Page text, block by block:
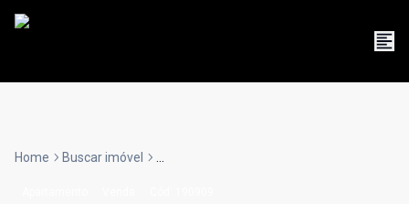
Home Buscar imóvel ...